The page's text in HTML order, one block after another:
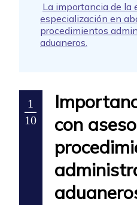
La importancia de la
especialización en
procedimientos
aduaneros.
1
10
con